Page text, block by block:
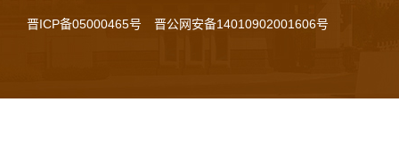
晋ICP备05000465号 晋公网安备14010902001606号